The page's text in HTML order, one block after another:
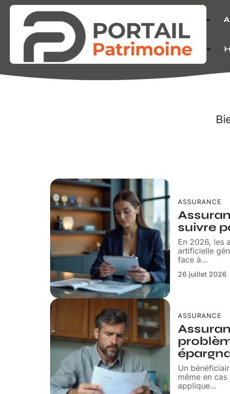
FINANCE
ASSURANCE
suivre
En 2026, les
artificielle
face à…
26 juillet 2026
ASSURANCE
Un
même en
applique…